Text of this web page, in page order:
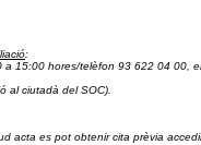
:
a 15:00 hores/telèfon 93 622 04 00,
al ciutadà del SOC).
acta es pot obtenir cita prèvia